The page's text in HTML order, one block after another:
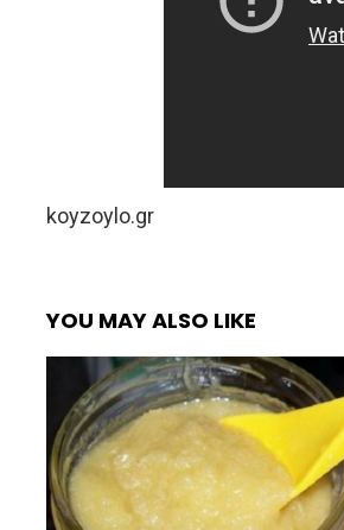
koyzoylo.gr
YOU MAY ALSO LIKE